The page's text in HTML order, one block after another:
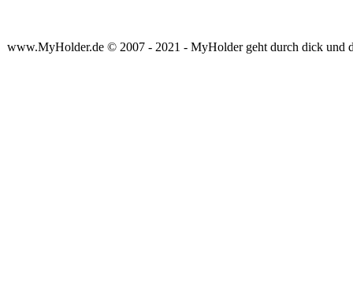
www.MyHolder.de © 2007 - 2021 - MyHolder geht durch dick und